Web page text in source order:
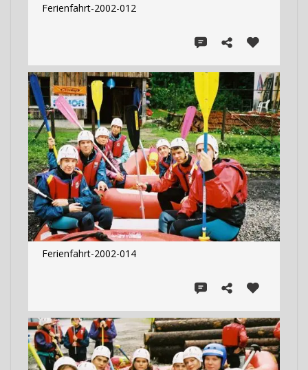
Ferienfahrt-2002-012
Ferienfahrt-2002-014